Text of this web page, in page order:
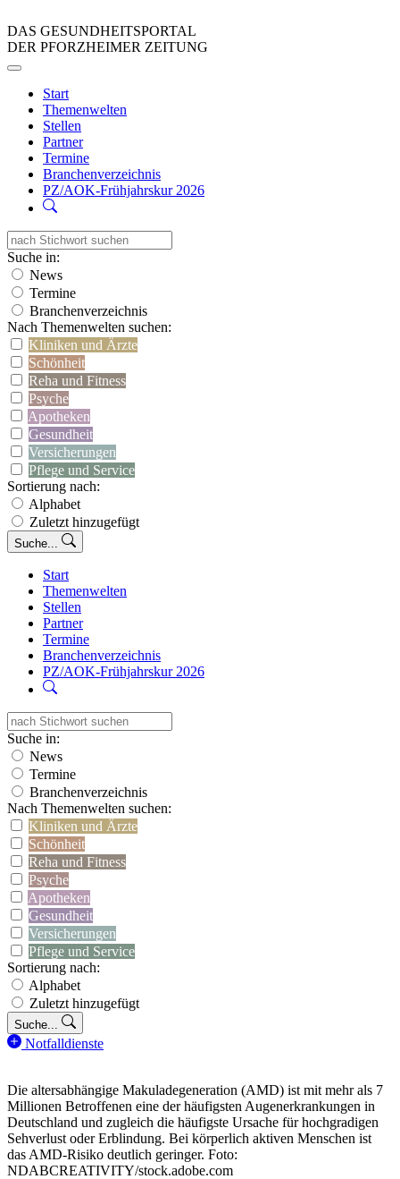
DAS GESUNDHEITSPORTAL
DER PFORZHEIMER ZEITUNG
Start
Themenwelten
Stellen
Partner
Termine
Branchenverzeichnis
PZ/AOK-Frühjahrskur 2026
Suche in:
News
Termine
Branchenverzeichnis
Nach Themenwelten suchen:
Kliniken und Ärzte
Schönheit
Reha und Fitness
Psyche
Apotheken
Gesundheit
Versicherungen
Pflege und Service
Sortierung nach:
Alphabet
Zuletzt hinzugefügt
Suche...
Start
Themenwelten
Stellen
Partner
Termine
Branchenverzeichnis
PZ/AOK-Frühjahrskur 2026
Suche in:
News
Termine
Branchenverzeichnis
Nach Themenwelten suchen:
Kliniken und Ärzte
Schönheit
Reha und Fitness
Psyche
Apotheken
Gesundheit
Versicherungen
Pflege und Service
Sortierung nach:
Alphabet
Zuletzt hinzugefügt
Suche...
Notfalldienste
Die altersabhängige Makuladegeneration (AMD) ist mit mehr als 7
Millionen Betroffenen eine der häufigsten Augenerkrankungen in
Deutschland und zugleich die häufigste Ursache für hochgradigen
Sehverlust oder Erblindung. Bei körperlich aktiven Menschen ist
das AMD-Risiko deutlich geringer. Foto:
NDABCREATIVITY/stock.adobe.com